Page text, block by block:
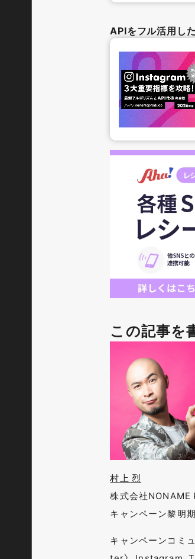
APIをフル活用し
この記事を
村上 烈
株式会社NONAME
キャンペーン黎明
キャンペーンコミ